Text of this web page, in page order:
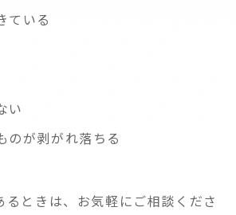
ている
い
のが剥がれ落ちる
るときは、お気軽にご相談くださ